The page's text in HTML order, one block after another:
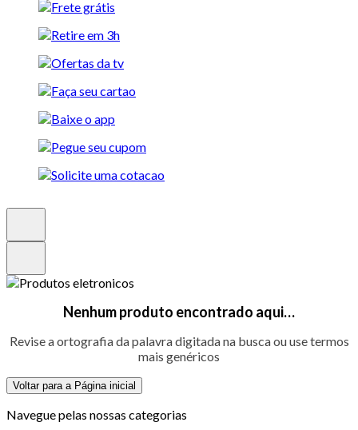
Nenhum produto encontrado aqui…
Revise a ortografia da palavra digitada na busca ou use termos
mais genéricos
Voltar para a Página inicial
Navegue pelas nossas categorias